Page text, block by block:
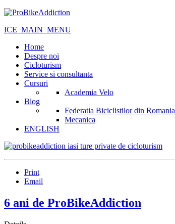
ICE_MAIN_MENU
Home
Despre noi
Cicloturism
Service si consultanta
Cursuri
Academia Velo
Blog
Federatia Biciclistilor din Romania
Mecanica
ENGLISH
Print
Email
6 ani de ProBikeAddiction